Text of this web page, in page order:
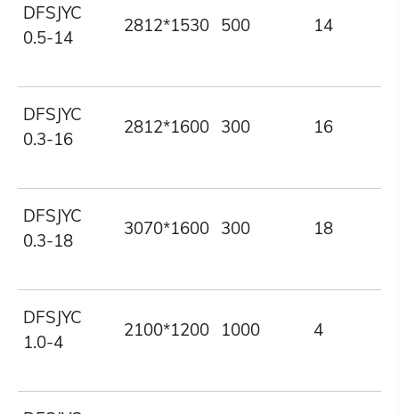
DFSJYC
0.5-14
2812*1530 500 14
DFSJYC
0.3-16
2812*1600 300 16
DFSJYC
0.3-18
3070*1600 300 18
DFSJYC
1.0-4
2100*1200 1000 4